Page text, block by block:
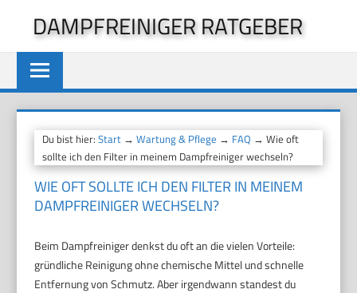
springen
DAMPFREINIGER RATGEBER
Du bist hier:Start →Wartung & Pflege → FAQ → Wie oft
sollte ich den Filter in meinem Dampfreiniger wechseln?
WIE OFT SOLLTE ICH DEN FILTER IN MEINEM
DAMPFREINIGER WECHSELN?
Beim Dampfreiniger denkst du oft an die vielen Vorteile:
gründliche Reinigung ohne chemische Mittel und schnelle
Entfernung von Schmutz. Aber irgendwann standest du